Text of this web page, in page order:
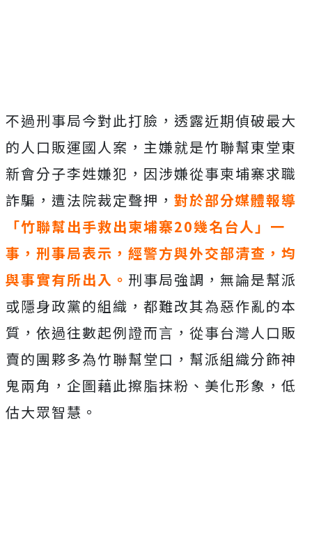
不過刑事局今對此打臉，透露近期偵破最大
的人口販運國人案，主嫌就是竹聯幫東堂東
新會分子李姓嫌犯，因涉嫌從事柬埔寨求職
詐騙，遭法院裁定聲押， 對於部分媒體報導
「竹聯幫出手救出柬埔寨20幾名台人」一
事，刑事局表示，經警方與外交部清查，均
與事實有所出入。 刑事局強調，無論是幫派
或隱身政黨的組織，都難改其為惡作亂的本
質，依過往數起例證而言，從事台灣人口販
賣的團夥多為竹聯幫堂口，幫派組織分飾神
鬼兩角，企圖藉此擦脂抹粉、美化形象，低
估大眾智慧。